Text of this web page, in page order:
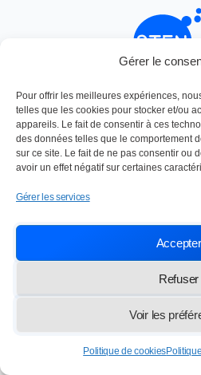
Gérer le
Pour offrir les meilleures expériences,
telles que les cookies pour stocker et/ou
appareils. Le fait de consentir à ces
des données telles que le comportement
sur ce site. Le fait de ne pas consentir ou
avoir un effet négatif sur certaines
Gérer les services
Accepter
Refuser
Voir les
Politique de cookies
SOC TRAVAUX
Paris,13 rue des Frères Lumière
info@lasten.fr
© 2026 STEN — Tous